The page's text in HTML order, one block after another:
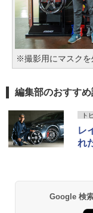
※撮影用にマスクを
編集部のおすす
ト
レ
れ
Google 検